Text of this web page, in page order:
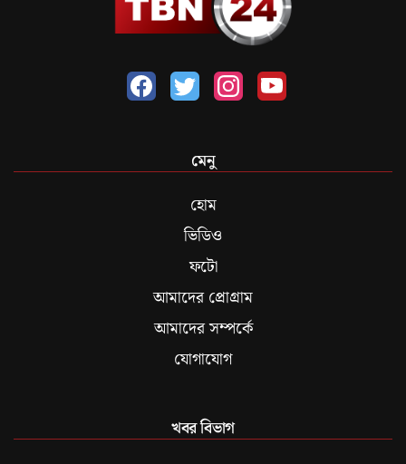
মেনু
হোম
ভিডিও
ফটো
আমাদের প্রোগ্রাম
আমাদের সম্পর্কে
যোগাযোগ
খবর বিভাগ